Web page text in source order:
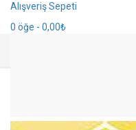
Alışveriş Sepeti
0 öğe - 0,00₺